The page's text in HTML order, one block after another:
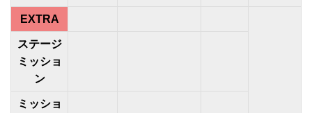
EXTRA
ステージ
ミッショ
ン
ミッショ